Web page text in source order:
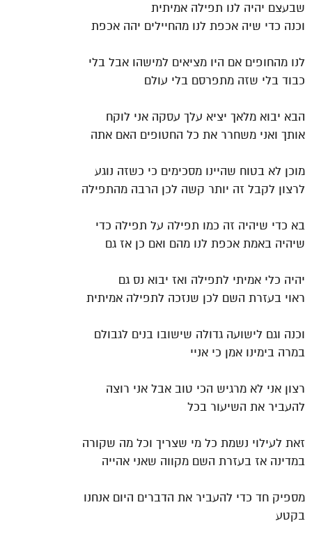
שבעצם יהיה לנו תפילה אמיתית
וכנה כדי שיה אכפת לנו מהחיילים יהה אכפת
לנו מהחופים אם היו מציאים למישהו אבל בלי
כבוד בלי שזה מתפרסם בלי עולם
הבא יבוא מלאך יציא עלך עסקה אני לוקח
אותך ואני משחרר את כל החטופים האם אתה
מוכן לא בטוח שהיינו מסכימים כי כשזה נוגע
לרצון לקבל זה יותר קשה לכן הרבה מהתפילה
בא כדי שיהיה זה כמו תפילה על תפילה כדי
שיהיה באמת אכפת לנו מהם ואם כן אז גם
יהיה כלי אמיתי לתפילה ואז יבוא נס גם
ראוי בעזרת השם לכן שנזכה לתפילה אמיתית
וכנה וגם לישועה גדולה שישובו בנים לגבולם
במרה בימינו אמן כי אניי
רצון אני לא מרגיש הכי טוב אבל אני רוצה
להעביר את השיעור בכל
זאת לעילוי נשמת כל מי שצריך וכל מה שקורה
במדינה אז בעזרת השם מקווה שאני אהייה
מספיק חד כדי להעביר את הדברים היום אנחנו
בקטע